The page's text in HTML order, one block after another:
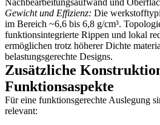
Gewicht und Effizienz: Die
im Bereich ~6,6 bis 6,8 g/cm³.
funktionsintegrierte Rippen und lokal
ermöglichen trotz höherer Dichte
belastungsgerechte Designs.
Zusätzliche
Funktionsaspekte
Für eine funktionsgerechte Auslegung
relevant: